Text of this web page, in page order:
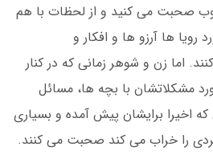
صحبت می کنید و از لحظات با هم
رویا ها آرزو ها و افکار و
اما زن و شوهر زمانی که در کنار
مشکلاتشان با بچه ها، مسائل
که اخیرا برایشان پیش آمده و بسیاری
را خراب می کند صحبت می کنند.